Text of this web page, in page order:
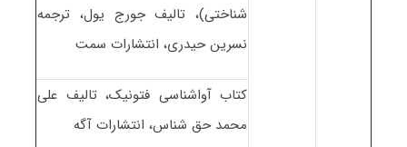
شناختی)، تالیف جورج یول، ترجمه
نسرین حیدری، انتشارات سمت
کتاب آواشناسی فتونیک، تالیف علی
محمد حق شناس، انتشارات آگه